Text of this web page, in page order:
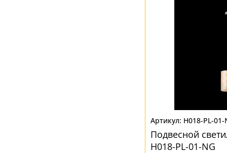
H018-PL-01-
Подвесной
H018-PL-01-NG